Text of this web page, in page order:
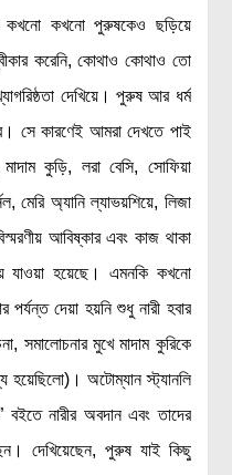
কখনো কখনো পুরুষকেও ছড়িয়ে
করেনি, কোথাও কোথাও তো
দেখিয়ে। পুরুষ আর ধর্ম
সে কারণেই আমরা দেখতে পাই
মাদাম কুড়ি, লরা বেসি, সোফিয়া
মেরি অ্যানি ল্যাভয়শিয়ে, লিজা
আবিষ্কার এবং কাজ থাকা
যাওয়া হয়েছে। এমনকি কখনো
দেয়া হয়নি শুধু নারী হবার
সমালোচনার মুখে মাদাম কুরিকে
হয়েছিলো)। অটোম্যান স্ট্যানলি
বইতে নারীর অবদান এবং তাদের
দেখিয়েছেন, পুরুষ যাই কিছু